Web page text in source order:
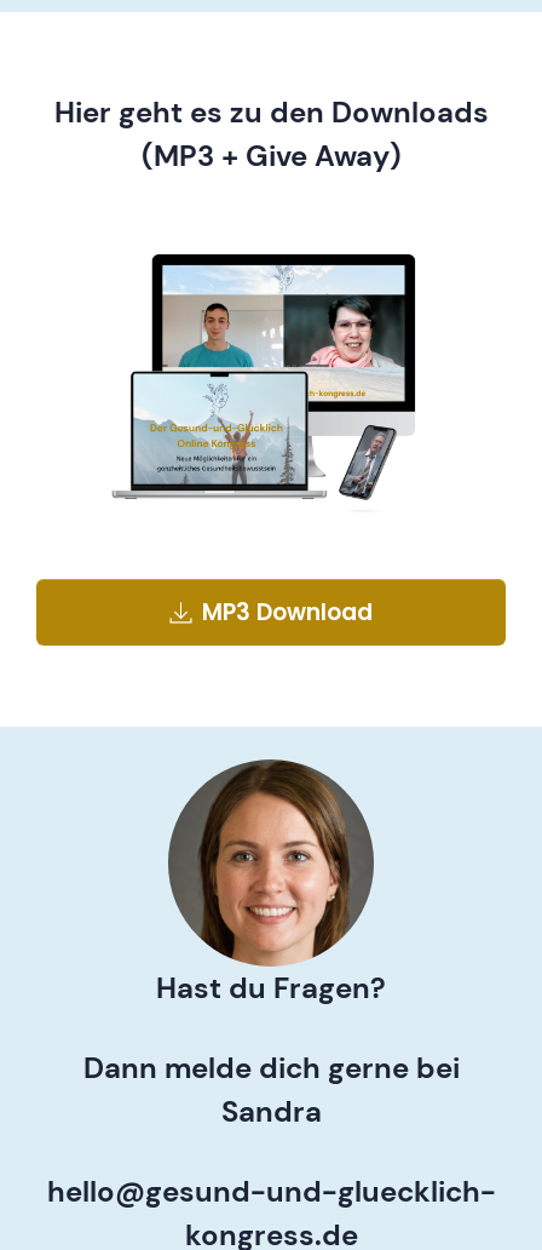
Hier geht es zu den Downloads
(MP3 + Give Away)
MP3 Download
Hast du Fragen?
Dann melde dich gerne bei
Sandra
hello@gesund-und-gluecklich-
kongress.de